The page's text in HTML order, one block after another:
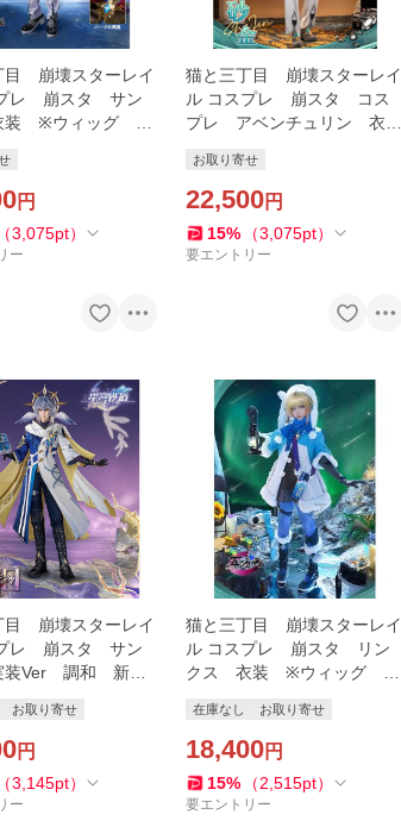
目 崩壊スターレイ
レ 崩スタ サン
装 ※ウィッグ
円
（3,075pt）
ー
猫と三丁目 崩壊スターレイ
ル コスプレ 崩スタ コス
プレ アベンチュリン 衣
能
お取り寄せ
22,500円
15% （3,075pt）
要エントリー
目 崩壊スターレイ
レ 崩スタ サン
Ver 調和 新衣
お取り寄せ
円
（3,145pt）
ー
猫と三丁目 崩壊スターレイ
ル コスプレ 崩スタ リン
クス 衣装 ※ウィッグ
在庫なし お取り寄せ
18,400円
15% （2,515pt）
要エントリー